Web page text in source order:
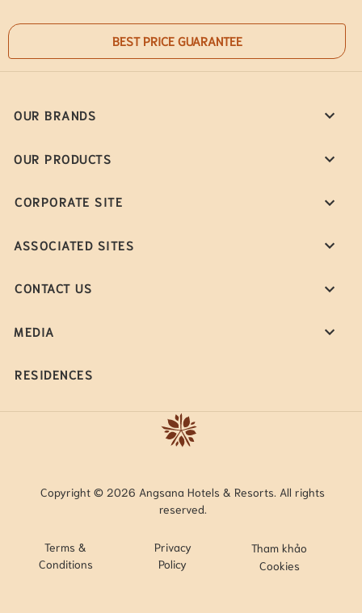
BEST PRICE GUARANTEE
OUR BRANDS
OUR PRODUCTS
CORPORATE SITE
ASSOCIATED SITES
CONTACT US
MEDIA
RESIDENCES
Copyright © 2026 Angsana Hotels & Resorts. All rights
reserved.
Terms &
Conditions
Privacy
Policy
Tham khảo
Cookies